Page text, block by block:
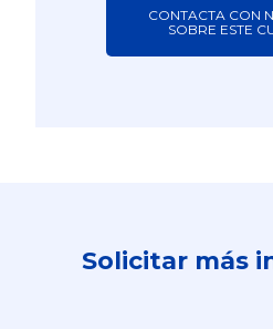
CONTACTA CON
SOBRE ESTE
Solicitar más